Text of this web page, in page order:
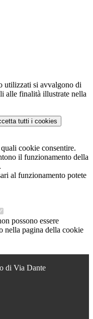
utilizzati si avvalgono di
alle finalità illustrate nella
tutti i cookies
cookie consentire.
il funzionamento della
al funzionamento potete
possono essere
nella pagina della cookie
di Via Dante